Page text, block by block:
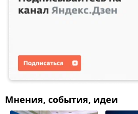
Мнения, события, идеи